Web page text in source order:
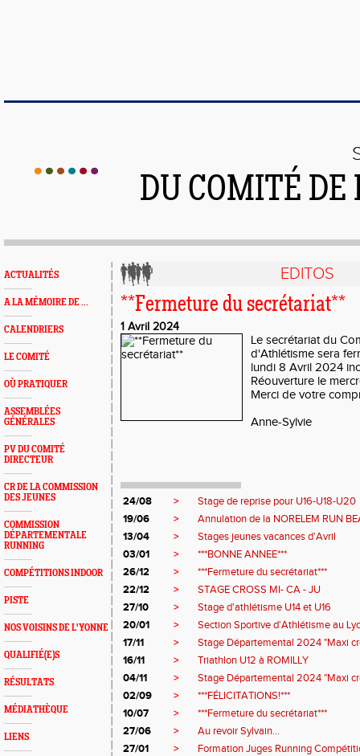
DU COMITÉ
ACTUALITÉS
A LA MÉMOIRE DE ...
CALENDRIERS
LE COMITÉ
OÙ PRATIQUER
ASSEMBLÉES
GÉNÉRALES
PV DU COMITÉ
DIRECTEUR
CR DE LA COMMISSION
DES JEUNES
COMMISSION
DÉPARTEMENTALE
RUNNING
COMPÉTITIONS INDOOR
PISTE
NOS VOISINS DE L'YONNE
QUALIFIÉ(E)S
RÉSULTATS
MÉDIATHÈQUE
LIENS
EDITOS
**Fermeture du secrétariat**
1 Avril 2024
Le secrétariat du
d'Athlétisme sera
lundi 8 Avril 2024
Réouverture le
Merci de votre
Anne-Sylvie
24/08 >
Stage de reprise pour U16-U18-U20
19/06
>
Annulation de la NORELEM RUN
13/04
>
Stages jeunes vacances d'Avril
03/01
>
***BONNE ANNEE***
26/12
>
***Fermeture du secrétariat***
22/12
>
STAGE CROSS MI- CA - JU
27/10
>
Stage d'athlétisme U14 et U16
20/01
>
Section Sportive d'Athlétisme au
17/11
>
Stage Départemental 2024 "Maxi
16/11
>
Triathlon U12 à ROMILLY
04/11
>
Stage Départemental 2024 "Maxi
02/09
>
***FÉLICITATIONS!***
10/07
>
***Fermeture du secrétariat***
27/06
>
Au revoir Sylvain...
27/01
>
Formation Juges Running